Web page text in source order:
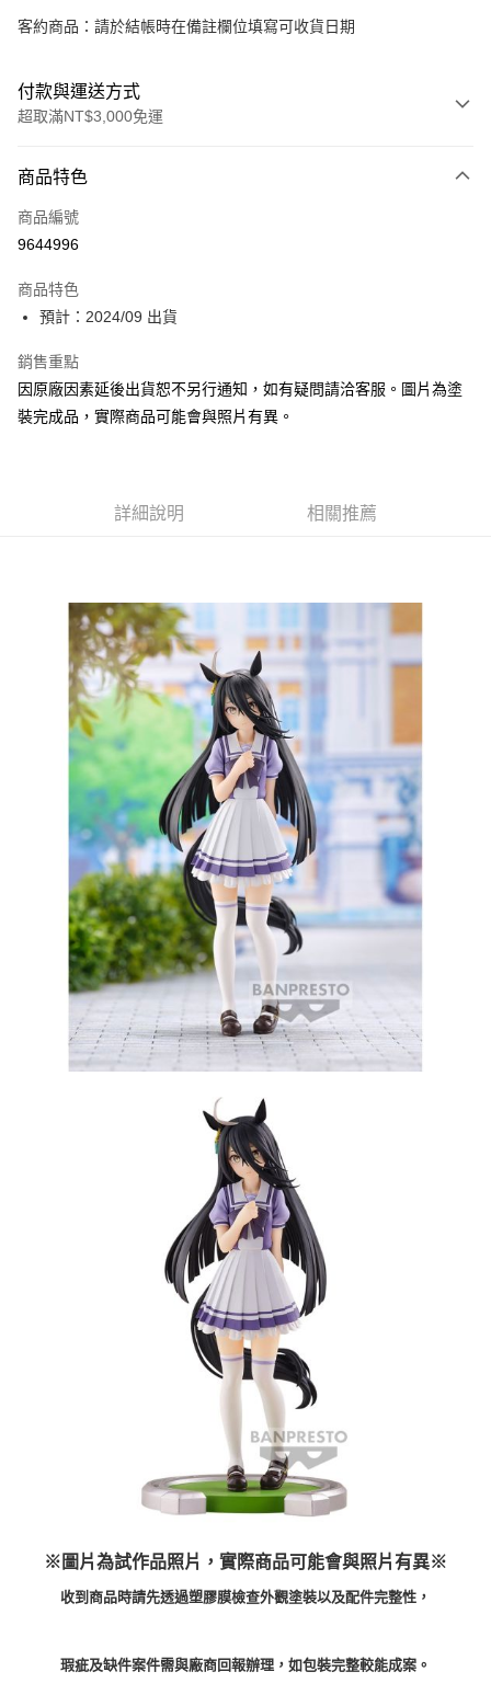
客約商品：請於結帳時在備註欄位填寫可收貨日期
付款與運送方式
超取滿NT$3,000免運
信用卡一次付款
超商取貨付款
Google Pay
全盈+PAY
大哥付你分期
相關說明
流程，驗證手機門號後，選擇欲分期的期數、繳款截止日，確認付款後即完
法說明評估內容。
【繳款方式說明】
1.分期款項不併入電信帳單，「大哥付你分期」於每月結算日後寄送繳費提
醒簡訊。
2.透過簡訊連結打開帳單後，可選擇「超商條碼／台灣大直營門市／銀行轉
帳／街口支付／iPASS MONEY」等通路繳費。
【注意事項】
1.本服務係由「台灣大哥大股份有限公司」（以下簡稱本公司）所提供，讓
用戶於交易時，得透過本服務購買商品或服務，並由商店將買賣／分期付款
買賣價金債權讓與本公司後，依約使用本公司帳單繳交帳款。
2.基於同意付款使用「大哥付你分期」之契約關係目的，商店將以您的個人
資料（包含姓名、電話或地址）提供予台灣大哥大進項蒐集、處理及利用，
由本公司與您本人進行分期帳單所需資料之確認、核對及更正。
3.完整用戶服務條款，請詳閱以下連結：https://oppay.tw/userRule
預購-付款後全家取貨(舊)
每筆NT$90，滿NT$3,000(含以上)免運費
預購-7-11取貨付款(舊)
每筆NT$90，滿NT$3,000(含以上)免運費
預購-付款後7-11取貨(舊)
每筆NT$90，滿NT$3,000(含以上)免運費
預購-宅配(舊)
每筆NT$120，滿NT$3,000(含以上)免運費
預購-宅配(離島)(舊)
每筆NT$160，滿NT$3,000(含以上)免運費
東海門市自取，需自備購物袋取貨唷。
商品特色
商品編號
9644996
商品特色
預計：2024/09 出貨
銷售重點
因原廠因素延後出貨恕不另行通知，如有疑問請洽客服。圖片為塗
裝完成品，實際商品可能會與照片有異。
詳細說明 相關推薦
※圖片為試作品照片，實際商品可能會與照片有異※
收到商品時請先透過塑膠膜檢查外觀塗裝以及配件完整性，
瑕疵及缺件案件需與廠商回報辦理，如包裝完整較能成案。